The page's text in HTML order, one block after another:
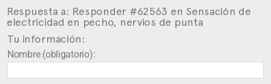
Respuesta a: Responder #62563 en Sensación de
electricidad en pecho, nervios de punta
Tu información:
Nombre (obligatorio):